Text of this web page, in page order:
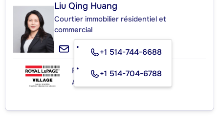
Liu Qing Huang
Courtier immobilier résidentiel et
commercial
+1 514-744-6688
+1 514-704-6788
ROYAL LEPAGE VILLAGE
Agence immobilière